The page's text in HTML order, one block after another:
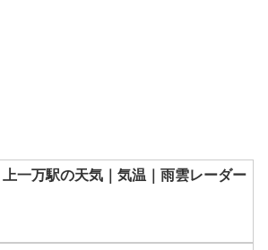
上一万駅の天気｜気温｜雨雲レーダー